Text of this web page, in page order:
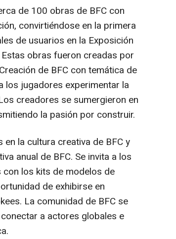
de 100 obras de BFC con
convirtiéndose en la primera
de usuarios en la Exposición
obras fueron creadas por
de BFC con temática de
los jugadores experimentar la
creadores se sumergieron en
la pasión por construir.
la cultura creativa de BFC y
anual de BFC. Se invita a los
los kits de modelos de
de exhibirse en
La comunidad de BFC se
a actores globales e